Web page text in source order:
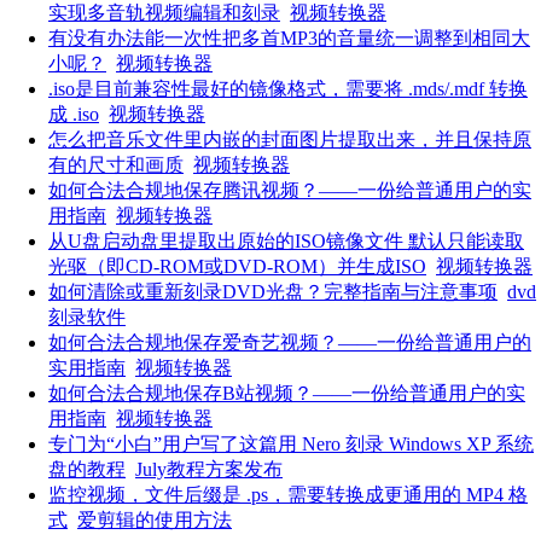
实现多音轨视频编辑和刻录 视频转换器
有没有办法能一次性把多首MP3的音量统一调整到相同大
小呢？
视频转换器
.iso是目前兼容性最好的镜像格式，需要将 .mds/.mdf 转换
成 .iso 视频转换器
怎么把音乐文件里内嵌的封面图片提取出来，并且保持原
有的尺寸和画质 视频转换器
如何合法合规地保存腾讯视频？——一份给普通用户的实
用指南 视频转换器
从U盘启动盘里提取出原始的ISO镜像文件 默认只能读取
光驱（即CD-ROM或DVD-ROM）并生成ISO 视频转换器
如何清除或重新刻录DVD光盘？完整指南与注意事项 dvd
刻录软件
如何合法合规地保存爱奇艺视频？——一份给普通用户的
实用指南 视频转换器
如何合法合规地保存B站视频？——一份给普通用户的实
用指南 视频转换器
专门为“小白”用户写了这篇用 Nero 刻录 Windows XP 系统
盘的教程 July教程方案发布
监控视频，文件后缀是 .ps，需要转换成更通用的 MP4 格
式 爱剪辑的使用方法